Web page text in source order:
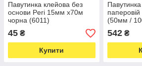
Павутинка клейова без
основи Peri 15мм х70м
чорна (6011)
45 ₴
Купити
паперовій
(50мм /
павутинка
542₴